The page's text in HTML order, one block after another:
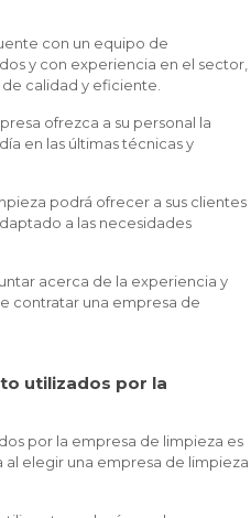
con un equipo de
y con experiencia en el sector,
calidad y eficiente.
ofrezca a su personal la
en las últimas técnicas y
podrá ofrecer a sus clientes
a las necesidades
acerca de la experiencia y
contratar una empresa de
utilizados por la
por la empresa de limpieza es
elegir una empresa de limpieza